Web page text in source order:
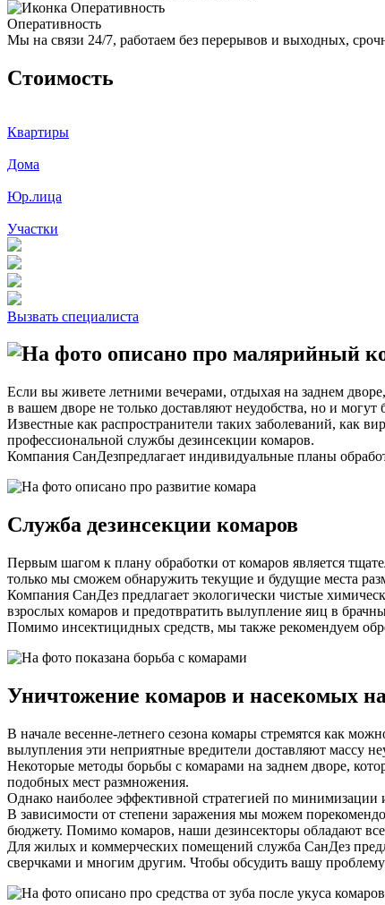
Оперативность
Мы на связи 24/7, работаем без перерывов и выходных,
Стоимость
Квартиры
Дома
Юр.лица
Участки
Вызвать специалиста
Если вы живете летними вечерами, отдыхая на заднем
в вашем дворе не только доставляют неудобства, но и
Известные как распространители таких заболеваний, как
профессиональной службы дезинсекции комаров.
Компания СанДезпредлагает индивидуальные планы
Служба дезинсекции комаров
Первым шагом к плану обработки от комаров является
только мы сможем обнаружить текущие и будущие места
Компания СанДез предлагает экологически чистые
взрослых комаров и предотвратить вылупление яиц в
Помимо инсектицидных средств, мы также рекомендуем
Уничтожение комаров и насекомых
В начале весенне-летнего сезона комары стремятся как
вылупления эти неприятные вредители доставляют массу
Некоторые методы борьбы с комарами на заднем дворе,
подобных мест размножения.
Однако наиболее эффективной стратегией по
В зависимости от степени заражения мы можем
бюджету. Помимо комаров, наши дезинсекторы обладают
Для жилых и коммерческих помещений служба СанДез
сверчками и многим другим. Чтобы обсудить вашу